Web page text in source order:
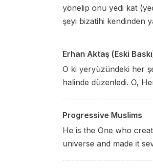
yönelip onu yedi kat
şeyi bizatihi kendinden
Erhan Aktaş (Eski
O ki yeryüzündeki her
halinde düzenledi. O,
Progressive Muslims
He is the One who
universe and made it